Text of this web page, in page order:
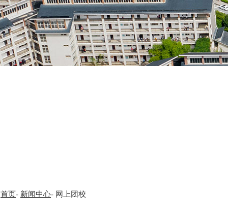
首页- 新闻中心- 网上团校